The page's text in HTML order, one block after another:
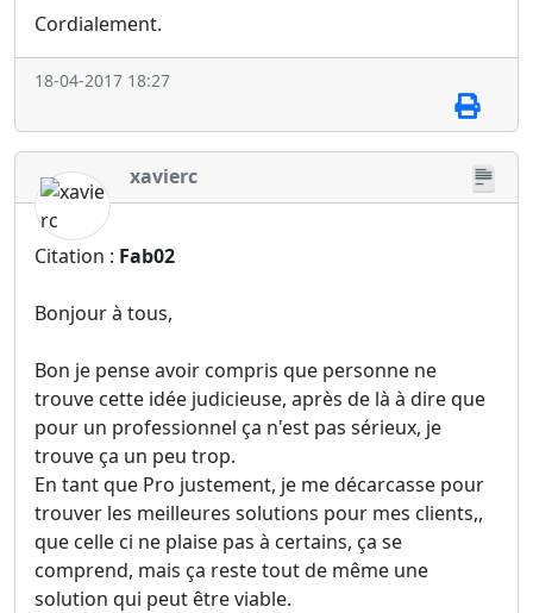
Cordialement.
18-04-2017 18:27
xavierc
Citation : Fab02
Bonjour à tous,
Bon je pense avoir compris que personne ne
trouve cette idée judicieuse, après de là à dire que
pour un professionnel ça n'est pas sérieux, je
trouve ça un peu trop.
En tant que Pro justement, je me décarcasse pour
trouver les meilleures solutions pour mes clients,,
que celle ci ne plaise pas à certains, ça se
comprend, mais ça reste tout de même une
solution qui peut être viable.